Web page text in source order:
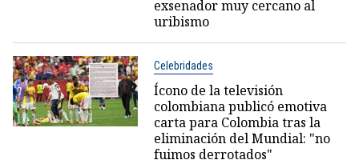
exsenador muy cercano al
uribismo
Celebridades
Ícono de la televisión
colombiana publicó emotiva
carta para Colombia tras la
eliminación del Mundial: "no
fuimos derrotados"